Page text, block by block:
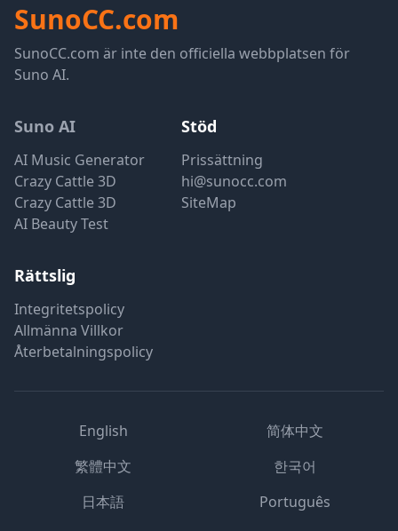
SunoCC.com
SunoCC.com är inte den officiella webbplatsen för
Suno AI.
Suno AI
AI Music Generator
Crazy Cattle 3D
Crazy Cattle 3D
AI Beauty Test
Stöd
Prissättning
hi@sunocc.com
SiteMap
Rättslig
Integritetspolicy
Allmänna Villkor
Återbetalningspolicy
English
简体中文
繁體中文
한국어
日本語
Português